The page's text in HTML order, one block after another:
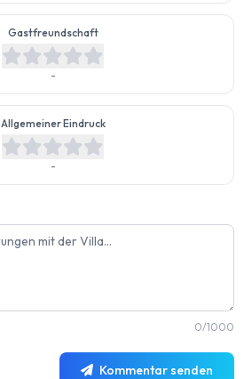
Gastfreundschaft
-
Allgemeiner Eindruck
-
0/1000
Kommentar senden